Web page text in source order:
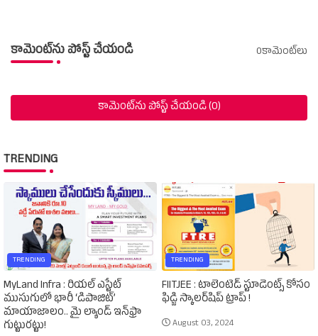
కామెంట్‌ను పోస్ట్ చేయండి 0కామెంట్‌లు
కామెంట్‌ను పోస్ట్ చేయండి (0)
TRENDING
TRENDING
MyLand Infra : రియల్ ఎస్టేట్
ముసుగులో భారీ ‘డిపాజిట్’
మాయాజాలం.. మై ల్యాండ్ ఇన్‌ఫ్రా
గుట్టురట్టు!
TRENDING
FIITJEE : టాలెంటెడ్‌ స్టూడెంట్స్‌ కోసం
ఫిడ్జి స్కాలర్‌షిప్‌ ట్రాప్‌ !
August 03, 2024